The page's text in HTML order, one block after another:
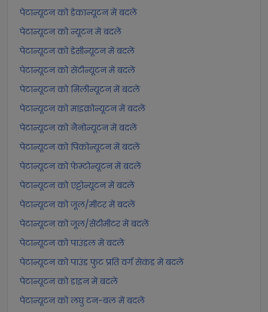
पेटान्यूटन को डेकान्यूटन में बदलें
पेटान्यूटन को न्यूटन में बदलें
पेटान्यूटन को डेसीन्यूटन में बदलें
पेटान्यूटन को सेंटीन्यूटन में बदलें
पेटान्यूटन को मिलीन्यूटन में बदलें
पेटान्यूटन को माइक्रोन्यूटन में बदलें
पेटान्यूटन को नैनोन्यूटन में बदलें
पेटान्यूटन को पिकोन्यूटन में बदलें
पेटान्यूटन को फेम्टोन्यूटन में बदलें
पेटान्यूटन को एट्टोन्यूटन में बदलें
पेटान्यूटन को जूल/मीटर में बदलें
पेटान्यूटन को जूल/सेंटीमीटर में बदलें
पेटान्यूटन को पाउंडल में बदलें
पेटान्यूटन को पाउंड फुट प्रति वर्ग सेकंड में बदलें
पेटान्यूटन को डाइन में बदलें
पेटान्यूटन को लघु टन-बल में बदलें